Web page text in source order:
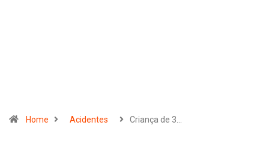
Home Acidentes Criança de 3…